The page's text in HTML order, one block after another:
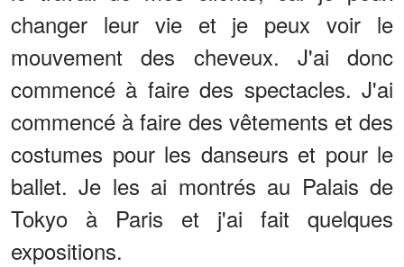
changer leur vie et je peux voir le
mouvement des cheveux. J'ai donc
commencé à faire des spectacles. J'ai
commencé à faire des vêtements et des
costumes pour les danseurs et pour le
ballet. Je les ai montrés au Palais de
Tokyo à Paris et j'ai fait quelques
expositions.